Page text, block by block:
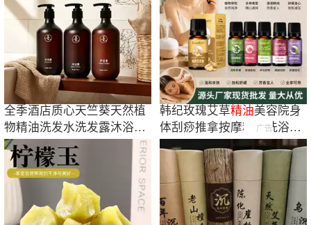
全季酒店质心天竺葵天然植
物精油洗发水洗发露沐浴液
洗手液500ml
韩纪玫瑰艾草精油美容院身
体刮痧推拿按摩精油洗浴生
姜护肤品厂家
广告